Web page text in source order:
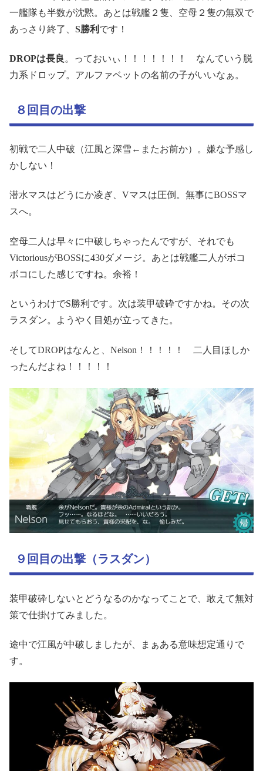
一艦隊も半数が沈黙。あとは戦艦２隻、空母２隻の無双で
あっさり終了、 S勝利 です！
DROPは長良。っておいぃ！！！！！！！ なんていう脱
力系ドロップ。アルファベットの名前の子がいいなぁ。
８回目の出撃
初戦で二人中破（江風と深雪←またお前か）。嫌な予感し
かしない！
潜水マスはどうにか凌ぎ、Vマスは圧倒。無事にBOSSマ
スへ。
空母二人は早々に中破しちゃったんですが、それでも
VictoriousがBOSSに430ダメージ。あとは戦艦二人がボコ
ボコにした感じですね。余裕！
というわけでS勝利です。次は装甲破砕ですかね。その次
ラスダン。ようやく目処が立ってきた。
そしてDROPはなんと、Nelson！！！！！ 二人目ほしか
ったんだよね！！！！！
９回目の出撃（ラスダン）
装甲破砕しないとどうなるのかなってことで、敢えて無対
策で仕掛けてみました。
途中で江風が中破しましたが、まぁある意味想定通りで
す。